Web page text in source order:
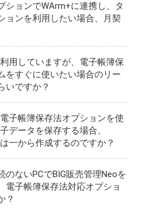
ションでWArm+に連携し、タ
ョンを利用したい場合、月契
用していますが、電子帳簿保
をすぐに使いたい場合のリー
いですか？
子帳簿保存法オプションを使
データを保存する場合、
一から作成するのですか？
のないPCでBIG販売管理Neoを
電子帳簿保存法対応オプショ
？